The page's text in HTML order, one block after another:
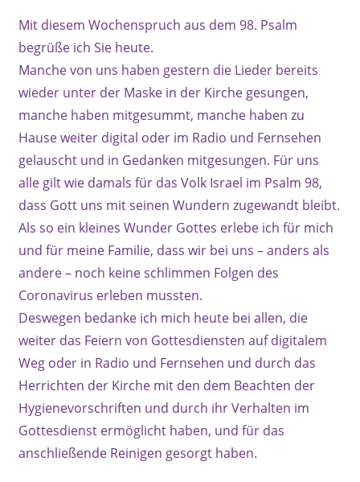
Mit diesem Wochenspruch aus dem 98. Psalm
begrüße ich Sie heute.
Manche von uns haben gestern die Lieder bereits
wieder unter der Maske in der Kirche gesungen,
manche haben mitgesummt, manche haben zu
Hause weiter digital oder im Radio und Fernsehen
gelauscht und in Gedanken mitgesungen. Für uns
alle gilt wie damals für das Volk Israel im Psalm 98,
dass Gott uns mit seinen Wundern zugewandt bleibt.
Als so ein kleines Wunder Gottes erlebe ich für mich
und für meine Familie, dass wir bei uns – anders als
andere – noch keine schlimmen Folgen des
Coronavirus erleben mussten.
Deswegen bedanke ich mich heute bei allen, die
weiter das Feiern von Gottesdiensten auf digitalem
Weg oder in Radio und Fernsehen und durch das
Herrichten der Kirche mit den dem Beachten der
Hygienevorschriften und durch ihr Verhalten im
Gottesdienst ermöglicht haben, und für das
anschließende Reinigen gesorgt haben.